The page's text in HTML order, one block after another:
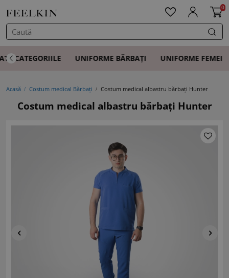
0
CATEGORIILE UNIFORME BĂRBAȚI UNIFORME FEMEI
Acasă Costum medical Bărbați Costum medical albastru bărbați Hunter
Costum medical albastru bărbați Hunter